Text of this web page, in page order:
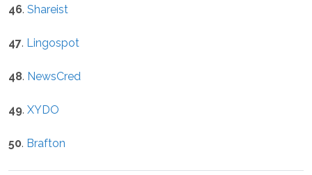
46. Shareist
47. Lingospot
48. NewsCred
49. XYDO
50. Brafton